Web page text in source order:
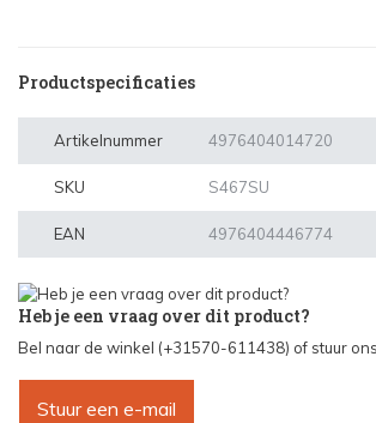
Productspecificaties
Artikelnummer 4976404014720
SKU S467SU
EAN 4976404446774
Heb je een vraag over dit product?
Bel naar de winkel (+31570-611438) of stuur
Stuur een e-mail